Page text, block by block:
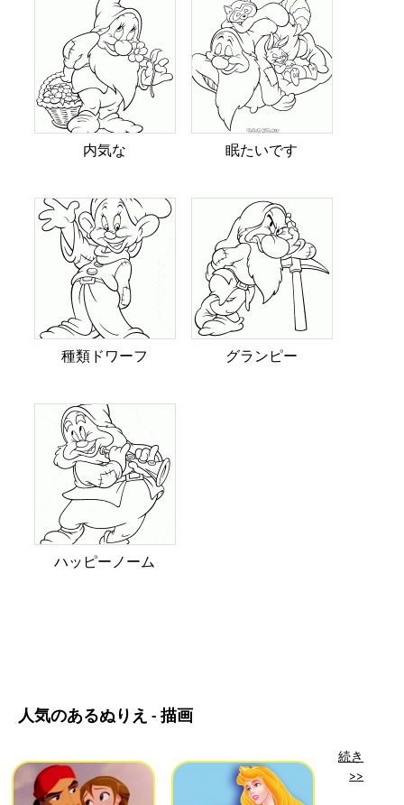
内気な 眠たいです
種類ドワーフ グランピー
ハッピーノーム
人気のあるぬりえ - 描画
続き
>>